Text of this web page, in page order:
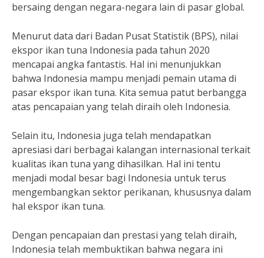
bersaing dengan negara-negara lain di pasar global.
Menurut data dari Badan Pusat Statistik (BPS), nilai
ekspor ikan tuna Indonesia pada tahun 2020
mencapai angka fantastis. Hal ini menunjukkan
bahwa Indonesia mampu menjadi pemain utama di
pasar ekspor ikan tuna. Kita semua patut berbangga
atas pencapaian yang telah diraih oleh Indonesia.
Selain itu, Indonesia juga telah mendapatkan
apresiasi dari berbagai kalangan internasional terkait
kualitas ikan tuna yang dihasilkan. Hal ini tentu
menjadi modal besar bagi Indonesia untuk terus
mengembangkan sektor perikanan, khususnya dalam
hal ekspor ikan tuna.
Dengan pencapaian dan prestasi yang telah diraih,
Indonesia telah membuktikan bahwa negara ini